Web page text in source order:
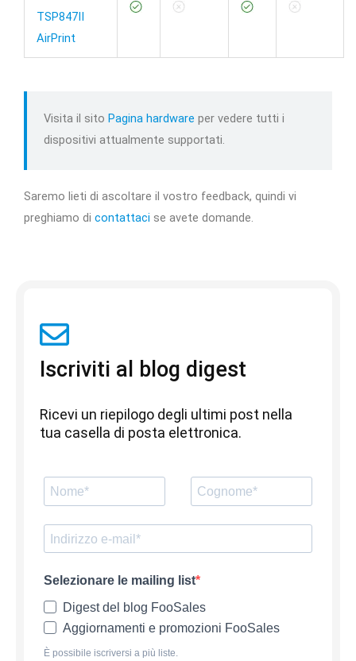
TSP847II
AirPrint
Visita il sito Pagina hardware per vedere tutti i
dispositivi attualmente supportati.
Saremo lieti di ascoltare il vostro feedback, quindi vi
preghiamo di contattaci se avete domande.
Iscriviti al blog digest
Ricevi un riepilogo degli ultimi post nella
tua casella di posta elettronica.
Selezionare le mailing list
Digest del blog FooSales
Aggiornamenti e promozioni FooSales
È possibile iscriversi a più liste.